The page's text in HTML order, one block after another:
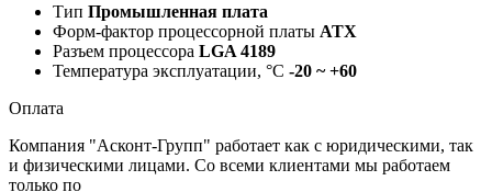
Тип Промышленная плата
Форм-фактор процессорной платы ATX
Разъем процессора LGA 4189
Температура эксплуатации, °C -20 ~ +60
Оплата
Компания "Асконт-Групп" работает как с юридическими, так
и физическими лицами. Со всеми клиентами мы работаем
только по